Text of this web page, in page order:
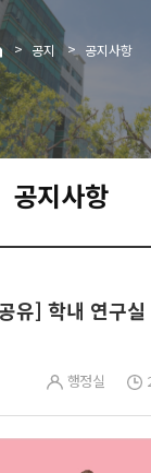
> 공지 > 공지사항
공지사항
유] 학내 연구
행정실